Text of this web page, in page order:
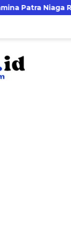
Sulawesi